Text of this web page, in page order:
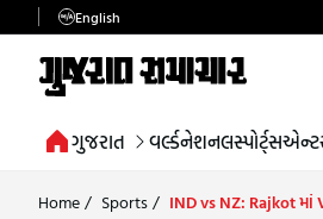
English
ગુજરાત વર્લ્ડનેશનલસ્પોર્ટ્સ
Home/ Sports/ IND vs NZ: Rajkot